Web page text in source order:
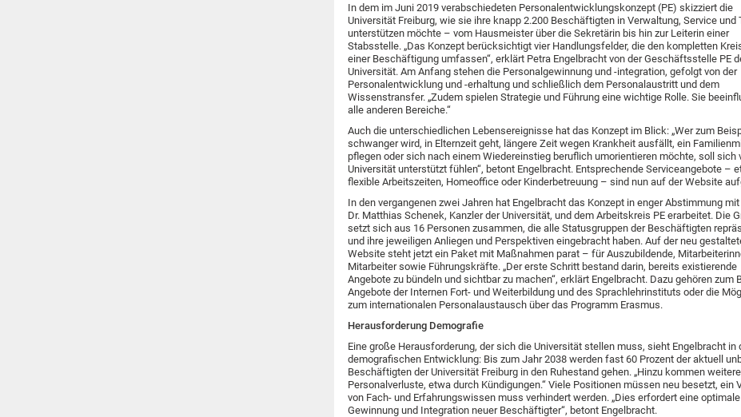
In dem im Juni 2019 verabschiedeten Personalentwicklungskonzept (PE) skizziert die
Universität Freiburg, wie sie ihre knapp 2.200 Beschäftigten in Verwaltung, Service und
unterstützen möchte – vom Hausmeister über die Sekretärin bis hin zur Leiterin einer
Stabsstelle. „Das Konzept berücksichtigt vier Handlungsfelder, die den kompletten
einer Beschäftigung umfassen“, erklärt Petra Engelbracht von der Geschäftsstelle PE
Universität. Am Anfang stehen die Personalgewinnung und -integration, gefolgt von der
Personalentwicklung und -erhaltung und schließlich dem Personalaustritt und dem
Wissenstransfer. „Zudem spielen Strategie und Führung eine wichtige Rolle. Sie
alle anderen Bereiche.“
Auch die unterschiedlichen Lebensereignisse hat das Konzept im Blick: „Wer zum
schwanger wird, in Elternzeit geht, längere Zeit wegen Krankheit ausfällt, ein
pflegen oder sich nach einem Wiedereinstieg beruflich umorientieren möchte, soll sich
Universität unterstützt fühlen“, betont Engelbracht. Entsprechende Serviceangebote –
flexible Arbeitszeiten, Homeoffice oder Kinderbetreuung – sind nun auf der Website
In den vergangenen zwei Jahren hat Engelbracht das Konzept in enger Abstimmung mit
Dr. Matthias Schenek, Kanzler der Universität, und dem Arbeitskreis PE erarbeitet. Die
setzt sich aus 16 Personen zusammen, die alle Statusgruppen der Beschäftigten
und ihre jeweiligen Anliegen und Perspektiven eingebracht haben. Auf der neu
Website steht jetzt ein Paket mit Maßnahmen parat – für Auszubildende,
Mitarbeiter sowie Führungskräfte. „Der erste Schritt bestand darin, bereits existierende
Angebote zu bündeln und sichtbar zu machen“, erklärt Engelbracht. Dazu gehören zum
Angebote der Internen Fort- und Weiterbildung und des Sprachlehrinstituts oder die
zum internationalen Personalaustausch über das Programm Erasmus.
Herausforderung Demografie
Eine große Herausforderung, der sich die Universität stellen muss, sieht Engelbracht in
demografischen Entwicklung: Bis zum Jahr 2038 werden fast 60 Prozent der aktuell
Beschäftigten der Universität Freiburg in den Ruhestand gehen. „Hinzu kommen weitere
Personalverluste, etwa durch Kündigungen.“ Viele Positionen müssen neu besetzt, ein
von Fach- und Erfahrungswissen muss verhindert werden. „Dies erfordert eine optimale
Gewinnung und Integration neuer Beschäftigter“, betont Engelbracht.